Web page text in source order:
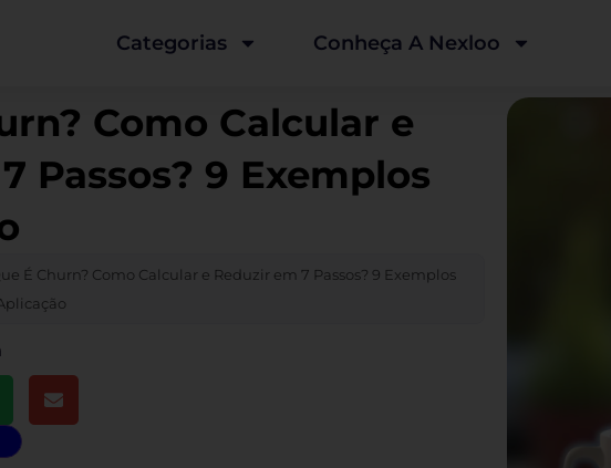
Categorias Conheça A Nexloo
Como Calcular e
Passos? 9 Exemplos
É Churn? Como Calcular e Reduzir em 7 Passos? 9 Exemplos